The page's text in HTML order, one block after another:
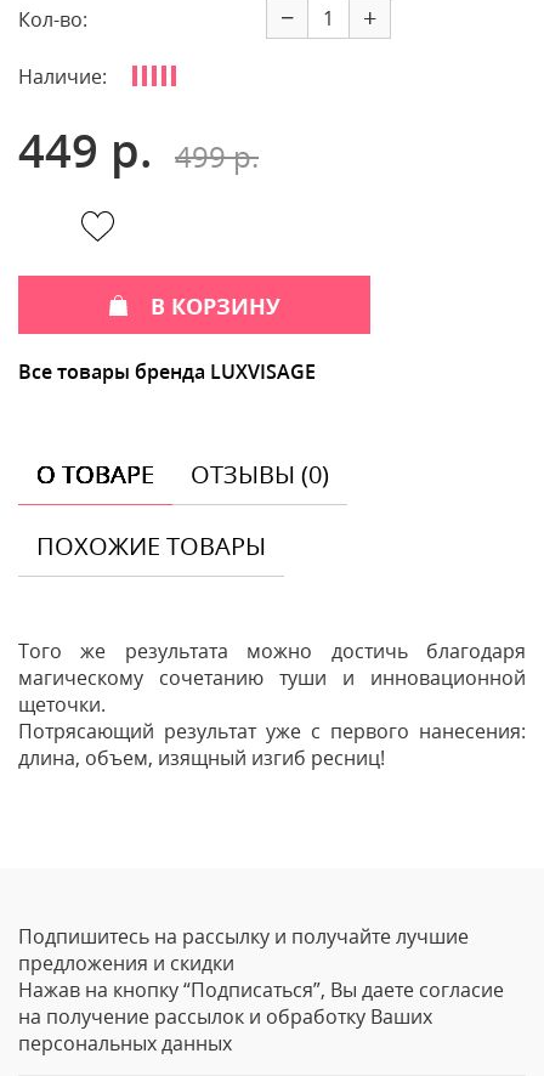
Кол-во: − +
Наличие:
449 р. 499 р.
В КОРЗИНУ
Все товары бренда LUXVISAGE
О ТОВАРЕ ОТЗЫВЫ (0)
ПОХОЖИЕ ТОВАРЫ
Того же результата можно достичь благодаря
магическому сочетанию туши и инновационной
щеточки.
Потрясающий результат уже с первого нанесения:
длина, объем, изящный изгиб ресниц!
Ваше Имя
Email
Подпишитесь на рассылку и получайте лучшие
предложения и скидки
Нажав на кнопку “Подписаться”, Вы даете согласие
на получение рассылок и обработку Ваших
персональных данных